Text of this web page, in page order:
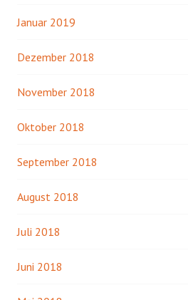
Januar 2019
Dezember 2018
November 2018
Oktober 2018
September 2018
August 2018
Juli 2018
Juni 2018